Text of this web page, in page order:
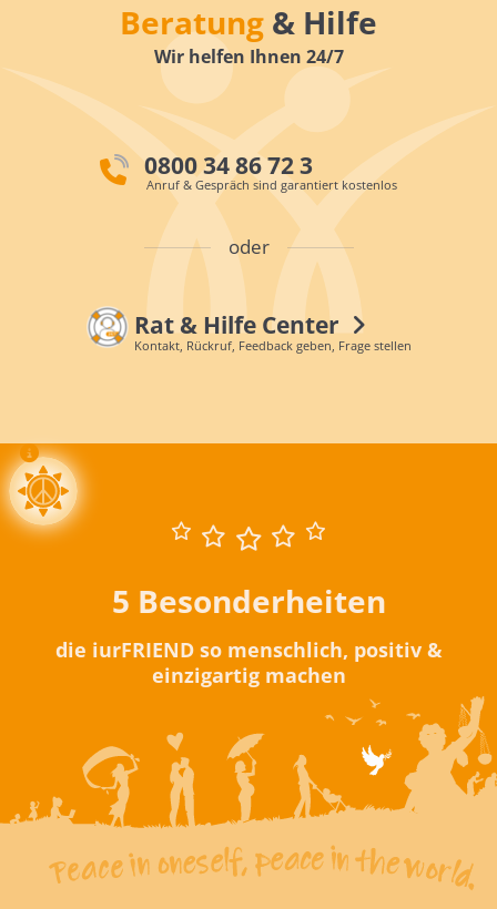
Beratung & Hilfe
Wir helfen Ihnen 24/7
0800 34 86 72 3
Anruf & Gespräch sind garantiert kostenlos
oder
Rat & Hilfe Center
Kontakt, Rückruf, Feedback geben, Frage stellen
5 Besonderheiten
die iurFRIEND so menschlich, positiv &
einzigartig machen